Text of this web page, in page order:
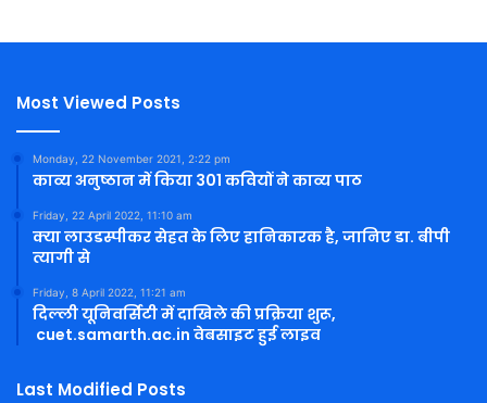
Most Viewed Posts
Monday, 22 November 2021, 2:22 pm
काव्य अनुष्ठान में किया 301 कवियों ने काव्य पाठ
Friday, 22 April 2022, 11:10 am
क्या लाउडस्पीकर सेहत के लिए हानिकारक है, जानिए डा. बीपी
त्यागी से
Friday, 8 April 2022, 11:21 am
दिल्ली यूनिवर्सिटी में दाखिले की प्रक्रिया शुरू,
cuet.samarth.ac.in वेबसाइट हुई लाइव
Last Modified Posts